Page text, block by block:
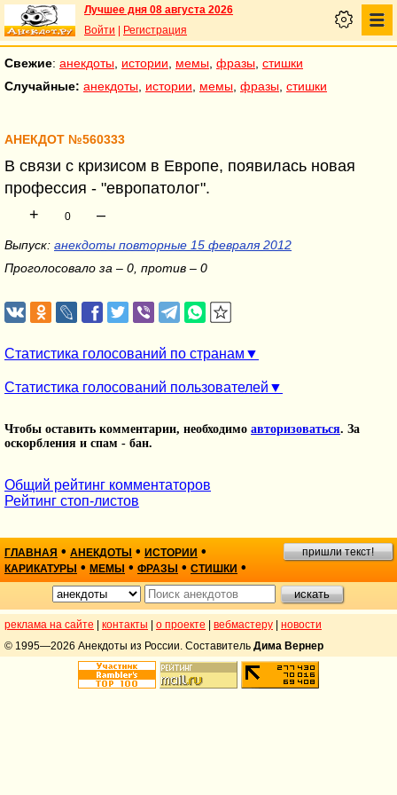
Лучшее дня 08 августа 2026
Войти
Регистрация
Свежие: анекдоты истории мемы фразы стишки
Случайные: анекдоты истории мемы фразы стишки
АНЕКДОТ №560333
В связи с кризисом в Европе, появилась новая
профессия - "европатолог".
+
0 –
Выпуск: анекдоты повторные 15 февраля 2012
Проголосовало за – 0, против – 0
Статистика голосований по странам
Статистика голосований пользователей
Чтобы оставить комментарии, необходимо авторизоваться. За
оскорбления и спам - бан.
Общий рейтинг комментаторов
Рейтинг стоп-листов
ГЛАВНАЯ • АНЕКДОТЫ • ИСТОРИИ •
КАРИКАТУРЫ • МЕМЫ • ФРАЗЫ • СТИШКИ •
пришли текст!
реклама на сайте контакты о проекте вебмастеру
новости
© 1995—2026 Анекдоты из России. Составитель Дима Вернер